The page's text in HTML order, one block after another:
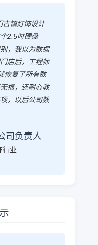
古镇灯饰设计
2.5吋硬盘
，我以为数据
店后，工程师
恢复了所有数
损，还耐心教
，以后公司数
司负责人
行业